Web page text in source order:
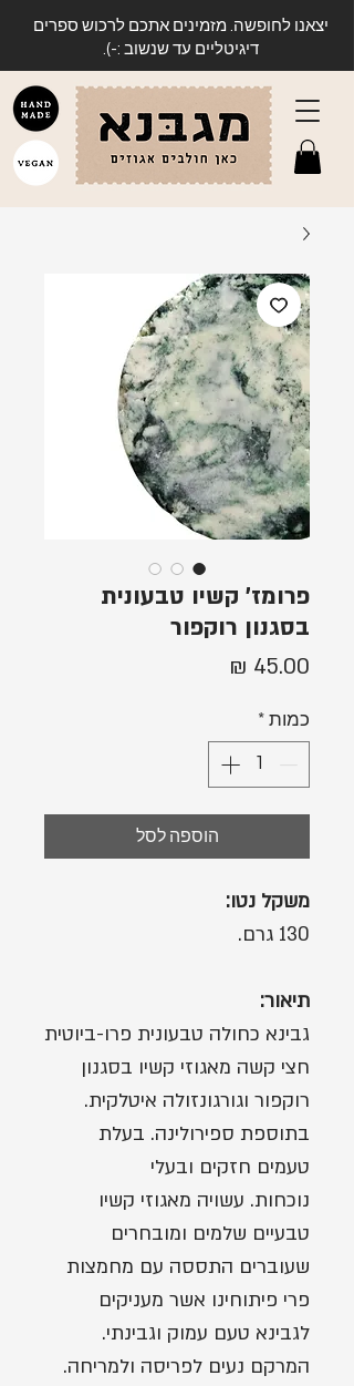
יצאנו לחופשה. מזמינים אתכם לרכוש ספרים
דיגיטליים עד שנשוב :-).
פרומז' קשיו טבעונית
בסגנון רוקפור
כמות *
הוספה לסל
משקל נטו:
130 גרם.
תיאור:
גבינא כחולה טבעונית פרו-ביוטית
חצי קשה מאגוזי קשיו בסגנון
רוקפור וגורגונזולה איטלקית.
בתוספת ספירולינה. בעלת
טעמים חזקים ובעלי
נוכחות. עשויה מאגוזי קשיו
טבעיים שלמים ומובחרים
שעוברים התססה עם מחמצות
פרי פיתוחינו אשר מעניקים
לגבינא טעם עמוק וגבינתי.
המרקם נעים לפריסה ולמריחה.